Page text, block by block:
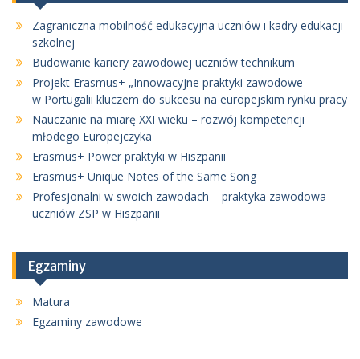
Zagraniczna mobilność edukacyjna uczniów i kadry edukacji
szkolnej
Budowanie kariery zawodowej uczniów technikum
Projekt Erasmus+ „Innowacyjne praktyki zawodowe
w Portugalii kluczem do sukcesu na europejskim rynku pracy
Nauczanie na miarę XXI wieku – rozwój kompetencji
młodego Europejczyka
Erasmus+ Power praktyki w Hiszpanii
Erasmus+ Unique Notes of the Same Song
Profesjonalni w swoich zawodach – praktyka zawodowa
uczniów ZSP w Hiszpanii
Egzaminy
Matura
Egzaminy zawodowe